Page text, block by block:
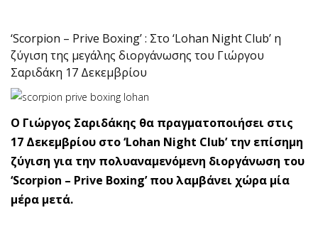
‘Scorpion – Prive Boxing’ : Στο ‘Lohan Night Club’ η
ζύγιση της μεγάλης διοργάνωσης του Γιώργου
Σαριδάκη 17 Δεκεμβρίου
Ο Γιώργος Σαριδάκης θα πραγματοποιήσει στις
17 Δεκεμβρίου στο ‘Lohan Night Club’ την επίσημη
ζύγιση για την πολυαναμενόμενη διοργάνωση του
‘Scorpion – Prive Boxing’ που λαμβάνει χώρα μία
μέρα μετά.